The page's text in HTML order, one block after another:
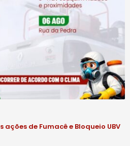
de Fumacê e Bloqueio UBV